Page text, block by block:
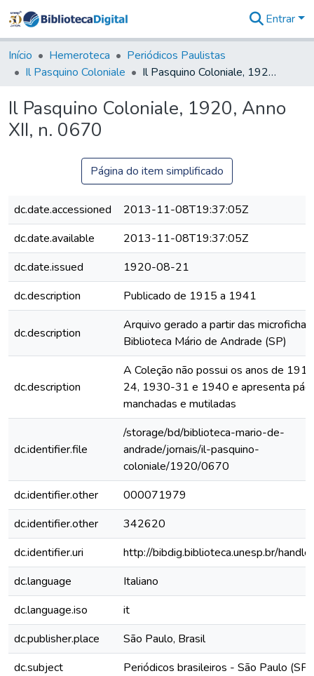
&
Coleções
Tudo na
Digital
Entrar
Início Hemeroteca
Periódicos Paulistas
Il Pasquino Coloniale
Il Pasquino Coloniale, 1920, Anno XII, n. 0670
Il Pasquino Coloniale, 1920, Anno
XII, n. 0670
Página do item simplificado
dc.date.accessioned
2013-11-08T19:37:05Z
dc.date.available
2013-11-08T19:37:05Z
dc.date.issued
1920-08-21
dc.description
Publicado de 1915 a 1941
dc.description
Arquivo gerado a partir das
Biblioteca Mário de Andrade (SP)
dc.description
A Coleção não possui os anos de
24, 1930-31 e 1940 e apresenta
manchadas e mutiladas
dc.identifier.file
/storage/bd/biblioteca-mario-de-
andrade/jornais/il-pasquino-
coloniale/1920/0670
dc.identifier.other
000071979
dc.identifier.other
342620
dc.identifier.uri
http://bibdig.biblioteca.unesp.br/
dc.language
Italiano
dc.language.iso
it
dc.publisher.place
São Paulo, Brasil
dc.subject
Periódicos brasileiros - São Paulo (SP)